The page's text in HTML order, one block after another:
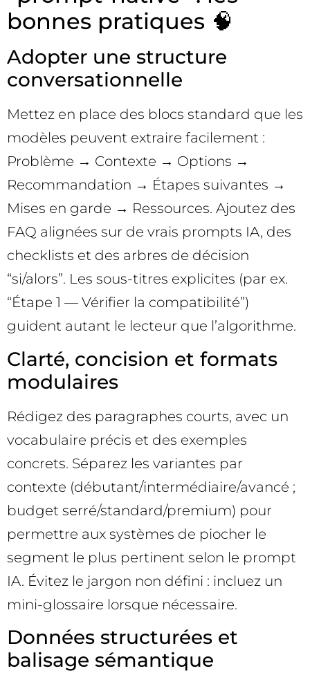
bonnes pratiques 🧠
Adopter une structure
conversationnelle
Mettez en place des blocs standard que les
modèles peuvent extraire facilement :
Problème → Contexte → Options →
Recommandation → Étapes suivantes →
Mises en garde → Ressources. Ajoutez des
FAQ alignées sur de vrais prompts IA, des
checklists et des arbres de décision
“si/alors”. Les sous-titres explicites (par ex.
“Étape 1 — Vérifier la compatibilité”)
guident autant le lecteur que l’algorithme.
Clarté, concision et formats
modulaires
Rédigez des paragraphes courts, avec un
vocabulaire précis et des exemples
concrets. Séparez les variantes par
contexte (débutant/intermédiaire/avancé ;
budget serré/standard/premium) pour
permettre aux systèmes de piocher le
segment le plus pertinent selon le prompt
IA. Évitez le jargon non défini : incluez un
mini-glossaire lorsque nécessaire.
Données structurées et
balisage sémantique